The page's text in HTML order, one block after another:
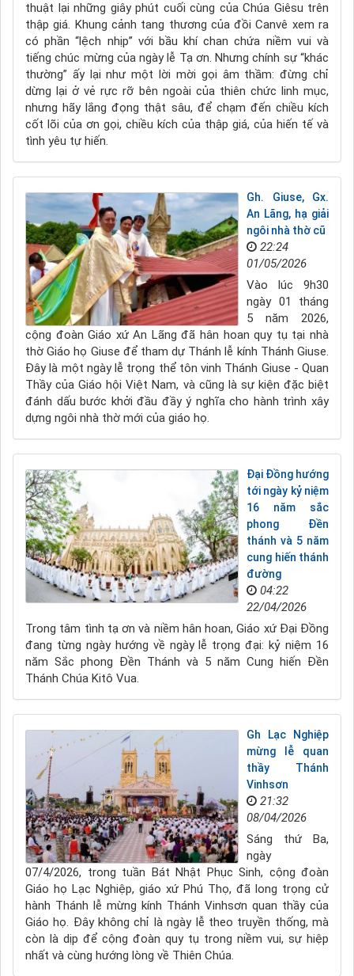
thuật lại những giây phút cuối cùng của Chúa Giêsu trên
thập giá. Khung cảnh tang thương của đồi Canvê xem ra
có phần “lệch nhịp” với bầu khí chan chứa niềm vui và
tiếng chúc mừng của ngày lễ Tạ ơn. Nhưng chính sự “khác
thường” ấy lại như một lời mời gọi âm thầm: đừng chỉ
dừng lại ở vẻ rực rỡ bên ngoài của thiên chức linh mục,
nhưng hãy lắng đọng thật sâu, để chạm đến chiều kích
cốt lõi của ơn gọi, chiều kích của thập giá, của hiến tế và
tình yêu tự hiến.
Gh. Giuse, Gx.
An Lãng, hạ giải
ngôi nhà thờ cũ
22:24
01/05/2026
Vào lúc 9h30
ngày 01 tháng
5 năm 2026,
cộng đoàn Giáo xứ An Lãng đã hân hoan quy tụ tại nhà
thờ Giáo họ Giuse để tham dự Thánh lễ kính Thánh Giuse.
Đây là một ngày lễ trọng thể tôn vinh Thánh Giuse - Quan
Thầy của Giáo hội Việt Nam, và cũng là sự kiện đặc biệt
đánh dấu bước khởi đầu đầy ý nghĩa cho hành trình xây
dựng ngôi nhà thờ mới của giáo họ.
Đại Đồng hướng
tới ngày kỷ niệm
16 năm sắc
phong Đền
thánh và 5 năm
cung hiến thánh
đường
04:22
22/04/2026
Trong tâm tình tạ ơn và niềm hân hoan, Giáo xứ Đại Đồng
đang từng ngày hướng về ngày lễ trọng đại: kỷ niệm 16
năm Sắc phong Đền Thánh và 5 năm Cung hiến Đền
Thánh Chúa Kitô Vua.
Gh Lạc Nghiệp
mừng lễ quan
thầy Thánh
Vinhsơn
21:32
08/04/2026
Sáng thứ Ba,
ngày
07/4/2026, trong tuần Bát Nhật Phục Sinh, cộng đoàn
Giáo họ Lạc Nghiệp, giáo xứ Phú Thọ, đã long trọng cử
hành Thánh lễ mừng kính Thánh Vinhsơn quan thầy của
Giáo họ. Đây không chỉ là ngày lễ theo truyền thống, mà
còn là dịp để cộng đoàn quy tụ trong niềm vui, sự hiệp
nhất và cùng hướng lòng về Thiên Chúa.